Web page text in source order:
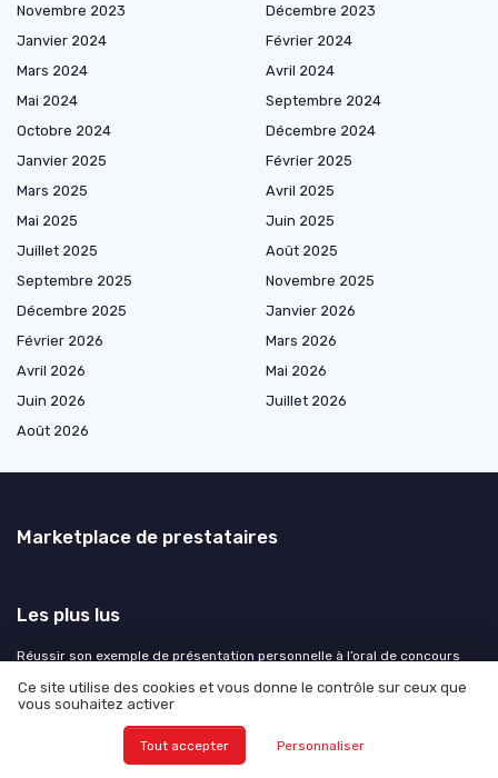
Novembre 2023
Décembre 2023
Janvier 2024
Février 2024
Mars 2024
Avril 2024
Mai 2024
Septembre 2024
Octobre 2024
Décembre 2024
Janvier 2025
Février 2025
Mars 2025
Avril 2025
Mai 2025
Juin 2025
Juillet 2025
Août 2025
Septembre 2025
Novembre 2025
Décembre 2025
Janvier 2026
Février 2026
Mars 2026
Avril 2026
Mai 2026
Juin 2026
Juillet 2026
Août 2026
Marketplace de prestataires
Les plus lus
Réussir son exemple de présentation personnelle à l’oral de concours
Comment se préparer pour devenir PDG
Indra Nooyi, une femme de décisions stratégiques à la tête de Pepsico
Le rôle essentiel du vice-président dans l'entreprise
Ce site utilise des cookies et vous donne le contrôle sur ceux que
vous souhaitez activer
Tout accepter Personnaliser